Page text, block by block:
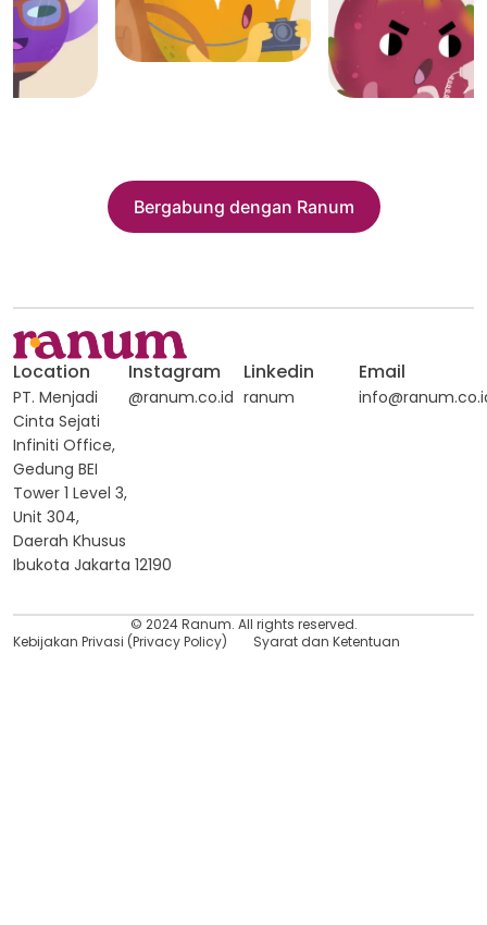
Bergabung dengan Ranum
Location
PT. Menjadi
Cinta Sejati
Infiniti Office,
Gedung BEI
Tower 1 Level 3,
Unit 304,
Daerah Khusus
Ibukota Jakarta 12190
Instagram
@ranum.co.id
Linkedin
ranum
Email
© 2024 Ranum. All rights reserved.
Kebijakan Privasi (Privacy Policy)
Syarat dan Ketentuan